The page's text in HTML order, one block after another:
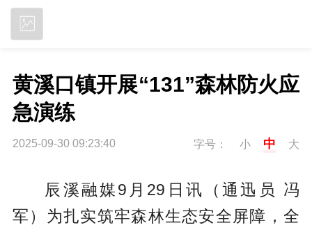
黄溪口镇开展“131”森林防火应
急演练
2025-09-30 09:23:40 字号： 小 中 大
辰溪融媒9月29日讯（通迅员 冯
军） 为扎实筑牢森林生态安全屏障，全